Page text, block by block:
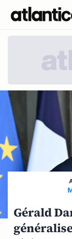
Gérald